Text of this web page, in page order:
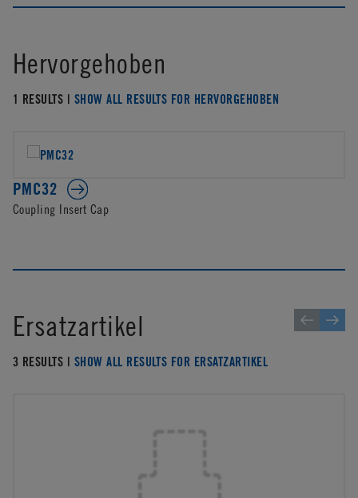
Hervorgehoben
1 RESULTS | SHOW ALL RESULTS FOR HERVORGEHOBEN
PMC32
Coupling Insert Cap
Ersatzartikel
3 RESULTS | SHOW ALL RESULTS FOR ERSATZARTIKEL